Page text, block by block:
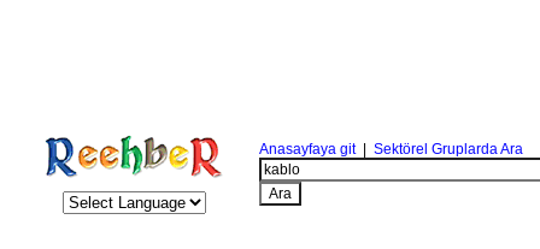
Anasayfaya git| Sektörel Gruplarda Ara